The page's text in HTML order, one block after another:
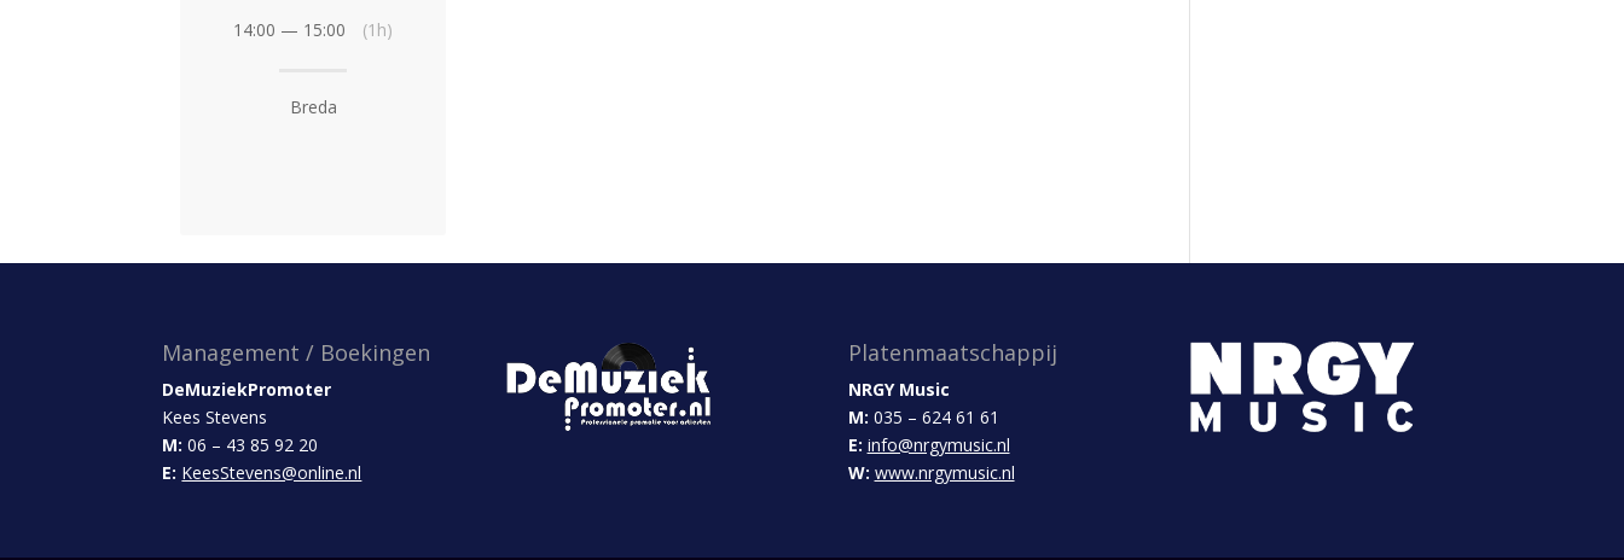
14:00 — 15:00 (1h)
Breda
Management / Boekingen
DeMuziekPromoter
Kees Stevens
M: 06 – 43 85 92 20
E: KeesStevens@online.nl
Platenmaatschappij
NRGY Music
M: 035 – 624 61 61
E: info@nrgymusic.nl
W: www.nrgymusic.nl